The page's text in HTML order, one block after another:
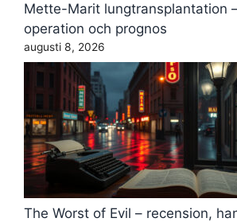
Mette-Marit lungtransplantation
operation och prognos
augusti 8, 2026
The Worst of Evil – recension,